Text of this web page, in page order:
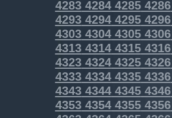
4283428442854286
4293429442954296
4303430443054306
4313431443154316
4323432443254326
4333433443354336
4343434443454346
4353435443554356